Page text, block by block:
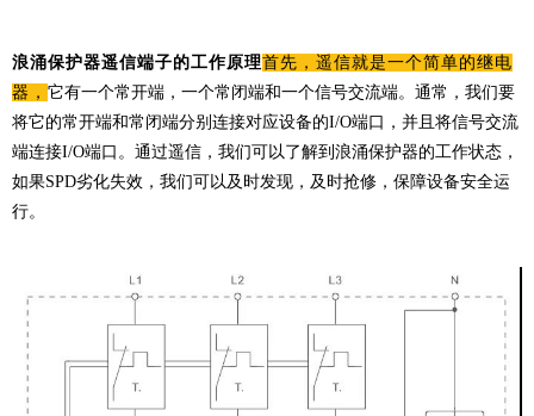
浪涌保护器遥信端子的工作原理首先，遥信就是一个简单的继电
器， 它有一个常开端，一个常闭端和一个信号交流端。通常，我们要
将它的常开端和常闭端分别连接对应设备的I/O端口，并且将信号交流
端连接I/O端口 。通过遥信，我们可以了解到浪涌保护器的工作状态，
如果SPD劣化失效，我们可以及时发现，及时抢修，保障设备安全运
行。